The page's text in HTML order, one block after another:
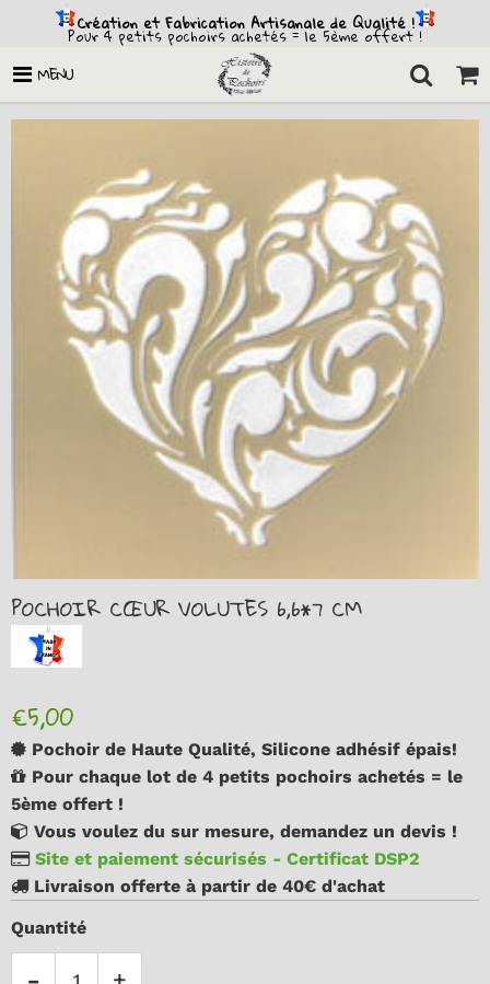
Création et Fabrication Artisanale de Qualité !
Pour 4 petits pochoirs achetés = le 5ème offert !
MENU
POCHOIR CŒUR VOLUTES 6,6*7 CM
€5,00
Pochoir de Haute Qualité, Silicone adhésif épais!
Pour chaque lot de 4 petits pochoirs achetés = le
5ème offert !
Vous voulez du sur mesure, demandez un devis !
Site et paiement sécurisés - Certificat DSP2
Livraison offerte à partir de 40€ d'achat
Quantité